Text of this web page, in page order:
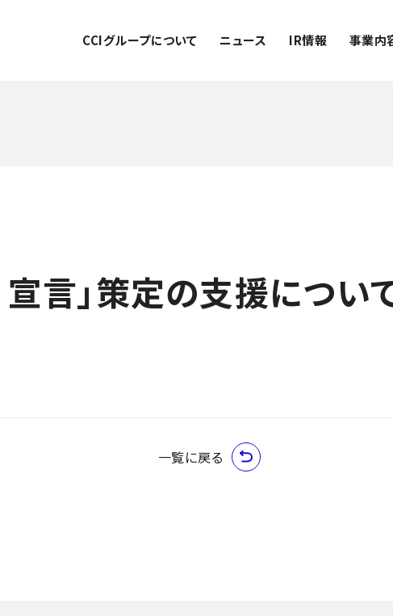
CCIグループについて ニュース IR情報 事業内
言」策定の支援につ
一覧に戻る